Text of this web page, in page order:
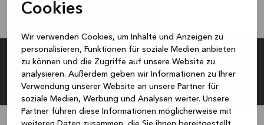
Cookies
Wir verwenden Cookies, um Inhalte und Anzeigen zu
personalisieren, Funktionen für soziale Medien anbieten
zu können und die Zugriffe auf unsere Website zu
analysieren. Außerdem geben wir Informationen zu Ihrer
Verwendung unserer Website an unsere Partner für
soziale Medien, Werbung und Analysen weiter. Unsere
Partner führen diese Informationen möglicherweise mit
Spare jetzt 40
% auf alle
Arbeitsplatten
und Spülen*
Angebot gültig bis
Kvik Berlin Mitte
Karl Marx Allee 109,10243 Berlin
Heute geöffnet ab 10:00 - 18:00
Vereinbare
Studio ansehen